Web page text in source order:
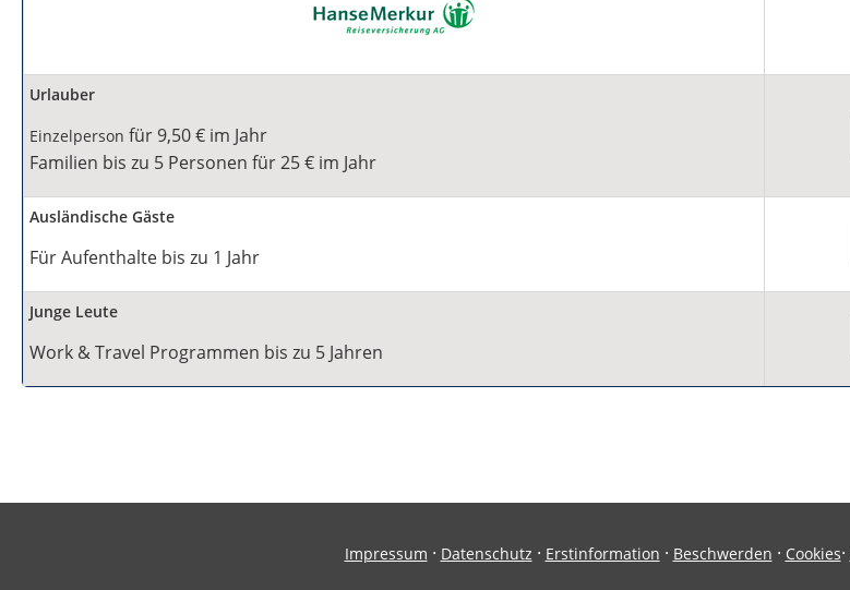
Urlauber
Einzelperson für 9,50 € im Jahr
Familien bis zu 5 Personen für 25 € im Jahr
Ausländische Gäste
Für Aufenthalte bis zu 1 Jahr
Junge Leute
Work & Travel Programmen bis zu 5 Jahren
Impressum · Datenschutz · Erstinformation · Beschwerden · Cookies·